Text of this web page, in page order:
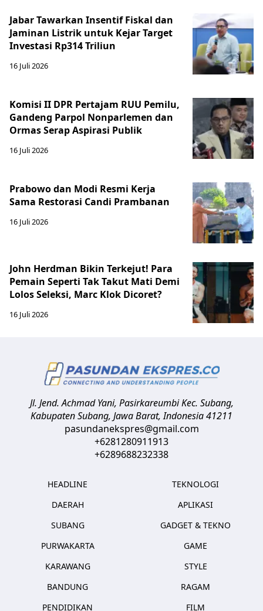
Jabar Tawarkan Insentif Fiskal dan
Jaminan Listrik untuk Kejar Target
Investasi Rp314 Triliun
16 Juli 2026
Komisi II DPR Pertajam RUU Pemilu,
Gandeng Parpol Nonparlemen dan
Ormas Serap Aspirasi Publik
16 Juli 2026
Prabowo dan Modi Resmi Kerja
Sama Restorasi Candi Prambanan
16 Juli 2026
John Herdman Bikin Terkejut! Para
Pemain Seperti Tak Takut Mati Demi
Lolos Seleksi, Marc Klok Dicoret?
16 Juli 2026
Jl. Jend. Achmad Yani, Pasirkareumbi Kec. Subang,
Kabupaten Subang, Jawa Barat,Indonesia41211
pasundanekspres@gmail.com
+6281280911913
+6289688232338
HEADLINE
DAERAH
SUBANG
PURWAKARTA
KARAWANG
BANDUNG
PENDIDIKAN
TEKNOLOGI
APLIKASI
GADGET & TEKNO
GAME
STYLE
RAGAM
FILM